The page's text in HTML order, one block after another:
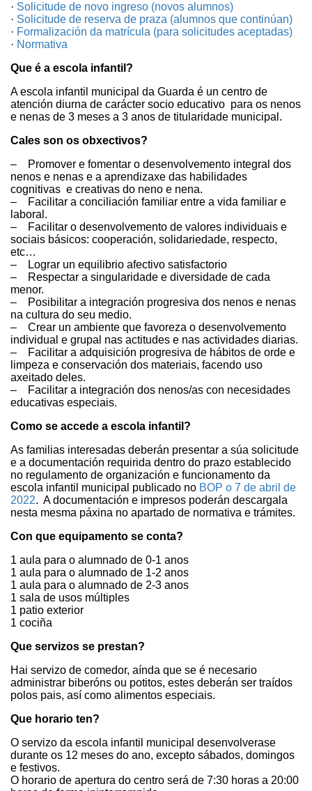
· Solicitude de novo ingreso (novos alumnos)
· Solicitude de reserva de praza (alumnos que continúan)
· Formalización da matrícula (para solicitudes aceptadas)
· Normativa
Que é a escola infantil?
A escola infantil municipal da Guarda é un centro de
atención diurna de carácter socio educativo para os nenos
e nenas de 3 meses a 3 anos de titularidade municipal.
Cales son os obxectivos?
– Promover e fomentar o desenvolvemento integral dos
nenos e nenas e a aprendizaxe das habilidades
cognitivas e creativas do neno e nena.
– Facilitar a conciliación familiar entre a vida familiar e
laboral.
– Facilitar o desenvolvemento de valores individuais e
sociais básicos: cooperación, solidariedade, respecto,
etc…
– Lograr un equilibrio afectivo satisfactorio
– Respectar a singularidade e diversidade de cada
menor.
– Posibilitar a integración progresiva dos nenos e nenas
na cultura do seu medio.
– Crear un ambiente que favoreza o desenvolvemento
individual e grupal nas actitudes e nas actividades diarias.
– Facilitar a adquisición progresiva de hábitos de orde e
limpeza e conservación dos materiais, facendo uso
axeitado deles.
– Facilitar a integración dos nenos/as con necesidades
educativas especiais.
Como se accede a escola infantil?
As familias interesadas deberán presentar a súa solicitude
e a documentación requirida dentro do prazo establecido
no regulamento de organización e funcionamento da
escola infantil municipal publicado no BOP o 7 de abril de
2022. A documentación e impresos poderán descargala
nesta mesma páxina no apartado de normativa e trámites.
Con que equipamento se conta?
1 aula para o alumnado de 0-1 anos
1 aula para o alumnado de 1-2 anos
1 aula para o alumnado de 2-3 anos
1 sala de usos múltiples
1 patio exterior
1 cociña
Que servizos se prestan?
Hai servizo de comedor, aínda que se é necesario
administrar biberóns ou potitos, estes deberán ser traídos
polos pais, así como alimentos especiais.
Que horario ten?
O servizo da escola infantil municipal desenvolverase
durante os 12 meses do ano, excepto sábados, domingos
e festivos.
O horario de apertura do centro será de 7:30 horas a 20:00